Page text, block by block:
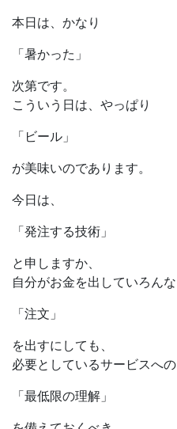
本日は、かなり
「暑かった」
次第です。
こういう日は、やっぱり
「ビール」
が美味いのであります。
今日は、
「発注する技術」
と申しますか、
自分がお金を出していろんな
「注文」
を出すにしても、
必要としているサービスへの
「最低限の理解」